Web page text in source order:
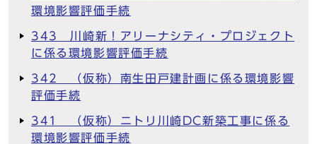
環境影響評価手続
343 川崎新！アリーナシティ・プロジェクト
に係る環境影響評価手続
342 （仮称）南生田戸建計画に係る環境影響
評価手続
341 （仮称）ニトリ川崎DC新築工事に係る
環境影響評価手続